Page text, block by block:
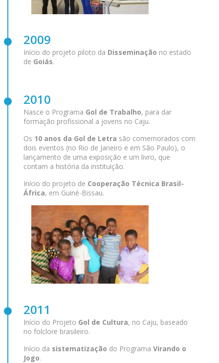
2009
Início do projeto piloto da Disseminação no estado
de Goiás.
2010
Nasce o Programa Gol de Trabalho, para dar
formação profissional a jovens no Caju.
Os 10 anos da Gol de Letra são comemorados com
dois eventos (no Rio de Janeiro e em São Paulo), o
lançamento de uma exposição e um livro, que
contam a história da instituição.
Início do projeto de Cooperação Técnica Brasil-
África, em Guiné-Bissau.
2011
Início do Projeto Gol de Cultura, no Caju, baseado
no folclore brasileiro.
Início da sistematização do Programa Virando o
Jogo.